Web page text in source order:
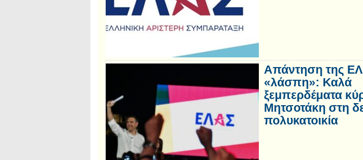
Απάντηση της
«λάσπη»: Καλά
ξεμπερδέματα
Μητσοτάκη στη
πολυκατοικία